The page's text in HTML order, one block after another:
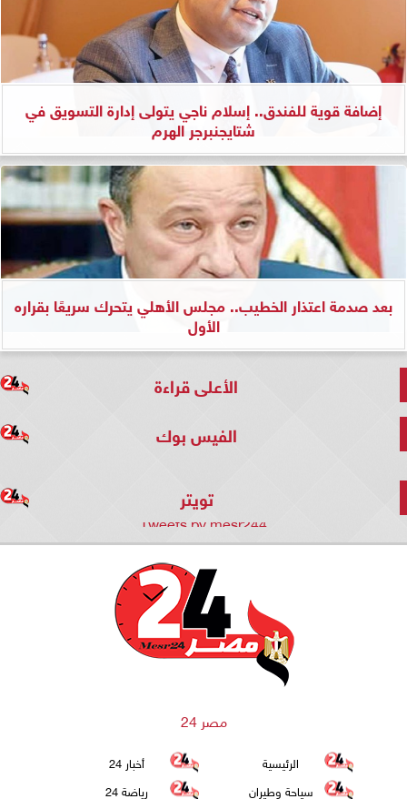
إضافة قوية للفندق.. إسلام ناجي يتولى إدارة التسويق في
شتايجنبرجر الهرم
بعد صدمة اعتذار الخطيب.. مجلس الأهلي يتحرك سريعًا بقراره
الأول
الأعلى قراءة
الفيس بوك
تويتر
Tweets by mesr244
مصر 24
الرئيسية
أخبار 24
سياحة وطيران
رياضة 24